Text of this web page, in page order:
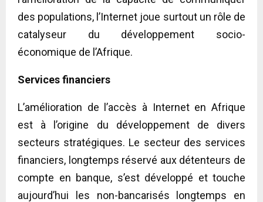
des populations, l’Internet joue surtout un rôle de
catalyseur du développement socio-
économique de l’Afrique.
Services financiers
L’amélioration de l’accès à Internet en Afrique
est à l’origine du développement de divers
secteurs stratégiques. Le secteur des services
financiers, longtemps réservé aux détenteurs de
compte en banque, s’est développé et touche
aujourd’hui les non-bancarisés longtemps en